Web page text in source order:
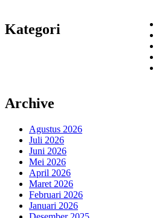
Kategori
Archive
Agustus 2026
Juli 2026
Juni 2026
Mei 2026
April 2026
Maret 2026
Februari 2026
Januari 2026